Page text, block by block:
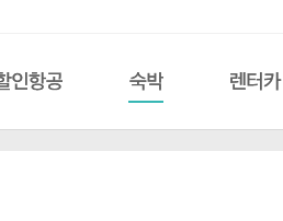
할인항공 숙박 렌터카